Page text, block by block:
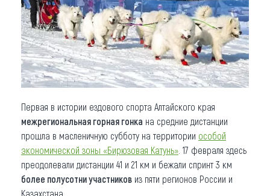
О регионе
Коллекция впечатлений
Другие рубрики
Первая в истории ездового спорта Алтайского края
межрегиональная горная гонка на средние дистанции
прошла в масленичную субботу на территории особой
экономической зоны «Бирюзовая Катунь» . 17 февраля здесь
преодолевали дистанции 41 и 21 км и бежали спринт 3 км
более полусотни участников из пяти регионов России и
Казахстана.